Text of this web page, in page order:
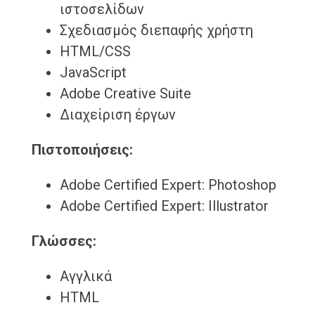
ιστοσελίδων
Σχεδιασμός διεπαφής χρήστη
HTML/CSS
JavaScript
Adobe Creative Suite
Διαχείριση έργων
Πιστοποιήσεις:
Adobe Certified Expert: Photoshop
Adobe Certified Expert: Illustrator
Γλώσσες:
Αγγλικά
HTML